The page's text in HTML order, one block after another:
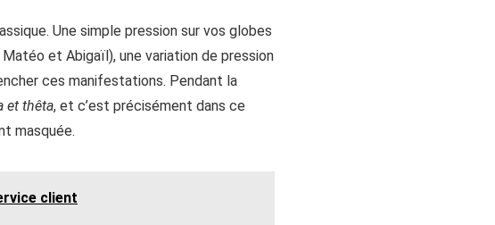
Une simple pression sur vos globes
et Abigaïl), une variation de pression
ces manifestations. Pendant la
et thêta, et c’est précisément dans ce
masquée.
client